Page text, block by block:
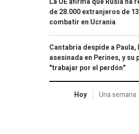
de 28.000 extranjeros de
combatir en Ucrania
Cantabria despide a Paula,
asesinada en Perines, y su
"trabajar por el perdón"
Hoy Una semana